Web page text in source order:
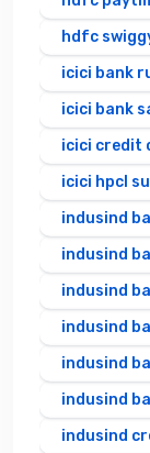
hdfc
icici bank
icici bank
icici credit
icici hpcl
indusind
indusind
indusind
indusind
indusind
indusind
indusind